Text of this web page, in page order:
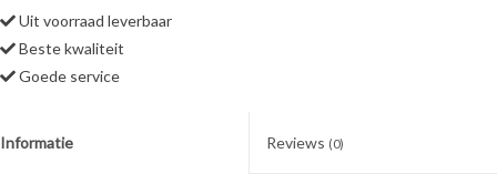
Uit voorraad leverbaar
Beste kwaliteit
Goede service
Informatie Reviews (0)